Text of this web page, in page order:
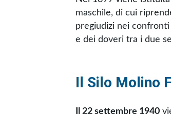
maschile, di cui
pregiudizi nei
e dei doveri tra i due
Il Silo Molino
Il 22 settembre 1940